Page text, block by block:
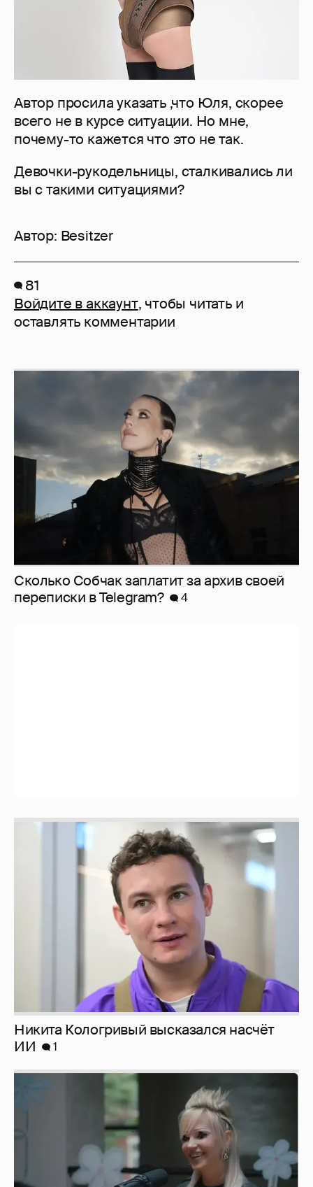
Автор просила указать ,что Юля, скорее
всего не в курсе ситуации. Но мне,
почему-то кажется что это не так.
Девочки-рукодельницы, сталкивались ли
вы с такими ситуациями?
Автор: Besitzer
81
Войдите в аккаунт, чтобы читать и
оставлять комментарии
Сколько Собчак заплатит за архив своей
перeписки в Telegram?
4
Никита Кологривый высказался насчёт
Певица Глюкоза рассказала о съёмках для
эротического журнала
3